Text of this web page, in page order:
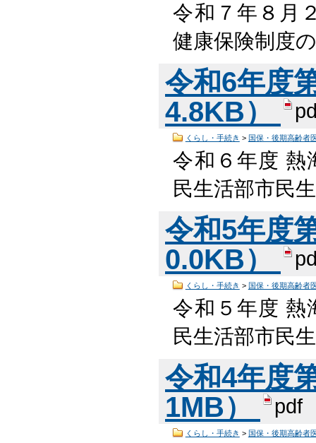
令和７年８月
健康保険制度
令和6年度
4.8KB）
くらし・手続き > 国保・後期高齢者
令和６年度 熱
民生活部市民
令和5年度
0.0KB）
くらし・手続き > 国保・後期高齢者
令和５年度 熱
民生活部市民
令和4年度
1MB）
pdf
くらし・手続き > 国保・後期高齢者